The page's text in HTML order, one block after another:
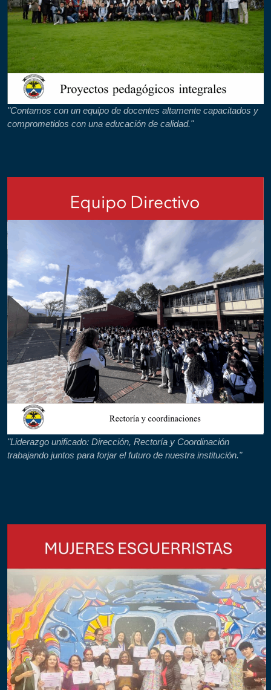
"Contamos con un equipo de docentes altamente capacitados y
comprometidos con una educación de calidad."
"Liderazgo unificado: Dirección, Rectoría y Coordinación
trabajando juntos para forjar el futuro de nuestra institución."